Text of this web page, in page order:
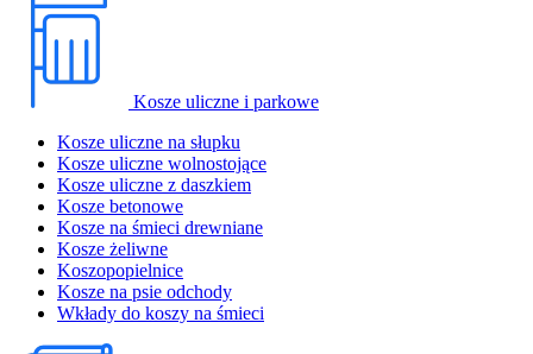
Kosze uliczne i parkowe
Kosze uliczne na słupku
Kosze uliczne wolnostojące
Kosze uliczne z daszkiem
Kosze betonowe
Kosze na śmieci drewniane
Kosze żeliwne
Koszopopielnice
Kosze na psie odchody
Wkłady do koszy na śmieci